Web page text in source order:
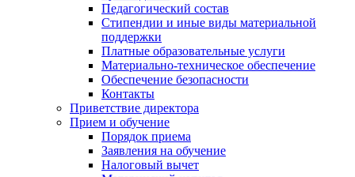
Педагогический состав
Стипендии и иные виды материальной
поддержки
Платные образовательные услуги
Материально-техническое обеспечение
Обеспечение безопасности
Контакты
Приветствие директора
Прием и обучение
Порядок приема
Заявления на обучение
Налоговый вычет